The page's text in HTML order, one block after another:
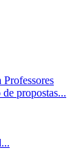
propostas...